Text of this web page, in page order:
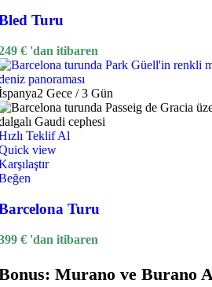
Turu
€ 'dan itibaren
2 Gece / 3 Gün
Teklif Al
view
Turu
€ 'dan itibaren
Murano ve Burano